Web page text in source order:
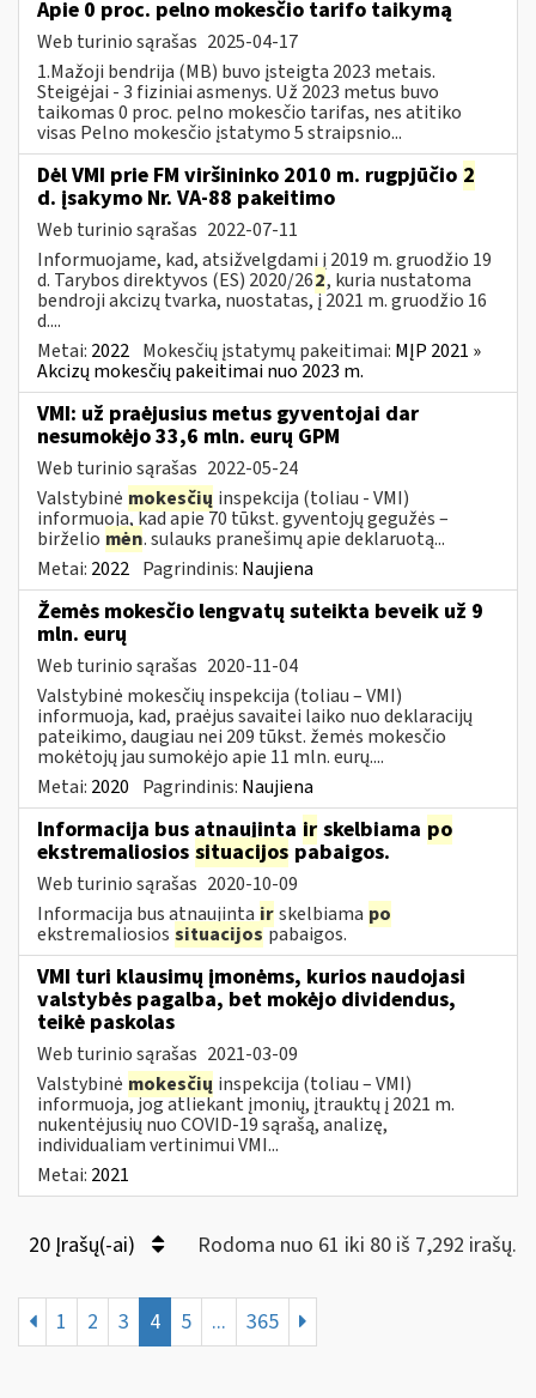
Apie 0 proc. pelno mokesčio tarifo taikymą
Web turinio sąrašas 2025-04-17
1.Mažoji bendrija (MB) buvo įsteigta 2023 metais.
Steigėjai - 3 fiziniai asmenys. Už 2023 metus buvo
taikomas 0 proc. pelno mokesčio tarifas, nes atitiko
visas Pelno mokesčio įstatymo 5 straipsnio...
Dėl VMI prie FM viršininko 2010 m. rugpjūčio 2
d. įsakymo Nr. VA-88 pakeitimo
Web turinio sąrašas 2022-07-11
Informuojame, kad, atsižvelgdami į 2019 m. gruodžio 19
d. Tarybos direktyvos (ES) 2020/262, kuria nustatoma
bendroji akcizų tvarka, nuostatas, į 2021 m. gruodžio 16
d....
Metai: 2022 Mokesčių įstatymų pakeitimai: MĮP 2021 »
Akcizų mokesčių pakeitimai nuo 2023 m.
VMI: už praėjusius metus gyventojai dar
nesumokėjo 33,6 mln. eurų GPM
Web turinio sąrašas 2022-05-24
Valstybinė mokesčių inspekcija (toliau - VMI)
informuoja, kad apie 70 tūkst. gyventojų gegužės –
birželio mėn. sulauks pranešimų apie deklaruotą...
Metai: 2022 Pagrindinis: Naujiena
Žemės mokesčio lengvatų suteikta beveik už 9
mln. eurų
Web turinio sąrašas 2020-11-04
Valstybinė mokesčių inspekcija (toliau – VMI)
informuoja, kad, praėjus savaitei laiko nuo deklaracijų
pateikimo, daugiau nei 209 tūkst. žemės mokesčio
mokėtojų jau sumokėjo apie 11 mln. eurų....
Metai: 2020 Pagrindinis: Naujiena
Informacija bus atnaujinta ir skelbiama po
ekstremaliosios situacijos pabaigos.
Web turinio sąrašas 2020-10-09
Informacija bus atnaujinta irskelbiama po
ekstremaliosios situacijospabaigos.
VMI turi klausimų įmonėms, kurios naudojasi
valstybės pagalba, bet mokėjo dividendus,
teikė paskolas
Web turinio sąrašas 2021-03-09
Valstybinė mokesčių inspekcija (toliau – VMI)
informuoja, jog atliekant įmonių, įtrauktų į 2021 m.
nukentėjusių nuo COVID-19 sąrašą, analizę,
individualiam vertinimui VMI...
Metai: 2021
20 Įrašų(-ai) Rodoma nuo 61 iki 80 iš 7,292 irašų.
1 2 3 4 5 ... 365